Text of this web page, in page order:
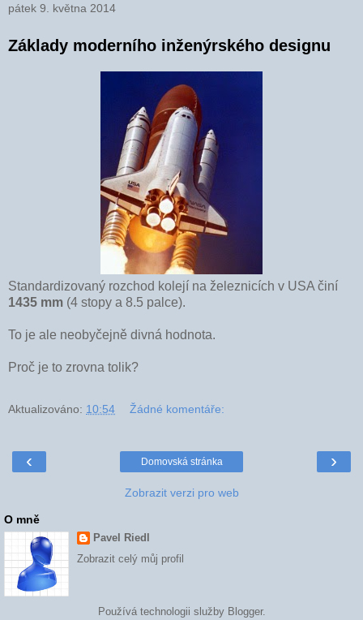
pátek 9. května 2014
Základy moderního inženýrského designu
Standardizovaný rozchod kolejí na železnicích v USA činí
1435 mm (4 stopy a 8.5 palce).
To je ale neobyčejně divná hodnota.
Proč je to zrovna tolik?
Aktualizováno: 10:54 Žádné komentáře:
‹ ›
Domovská stránka
Zobrazit verzi pro web
O mně
Pavel Riedl
Zobrazit celý můj profil
Používá technologii služby Blogger.